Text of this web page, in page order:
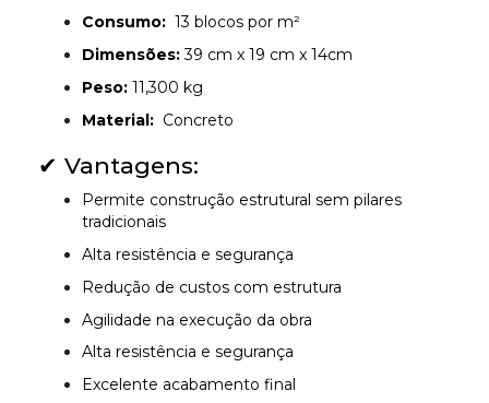
Consumo: 13 blocos por m²
Dimensões:39 cm x 19 cm x 14cm
Peso: 11,300 kg
Material: Concreto
✔ Vantagens:
Permite construção estrutural sem pilares
tradicionais
Alta resistência e segurança
Redução de custos com estrutura
Agilidade na execução da obra
Alta resistência e segurança
Excelente acabamento final